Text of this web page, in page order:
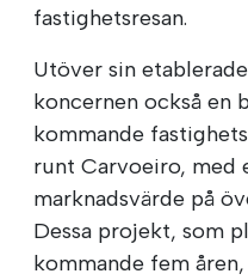
fastighetsresan.
Utöver sin
koncernen också en
kommande
runt Carvoeiro, med
marknadsvärde på
Dessa projekt, som
kommande fem